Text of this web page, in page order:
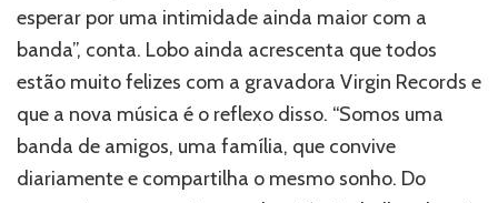
esperar por uma intimidade ainda maior com a
banda”, conta. Lobo ainda acrescenta que todos
estão muito felizes com a gravadora Virgin Records e
que a nova música é o reflexo disso. “Somos uma
banda de amigos, uma família, que convive
diariamente e compartilha o mesmo sonho. Do